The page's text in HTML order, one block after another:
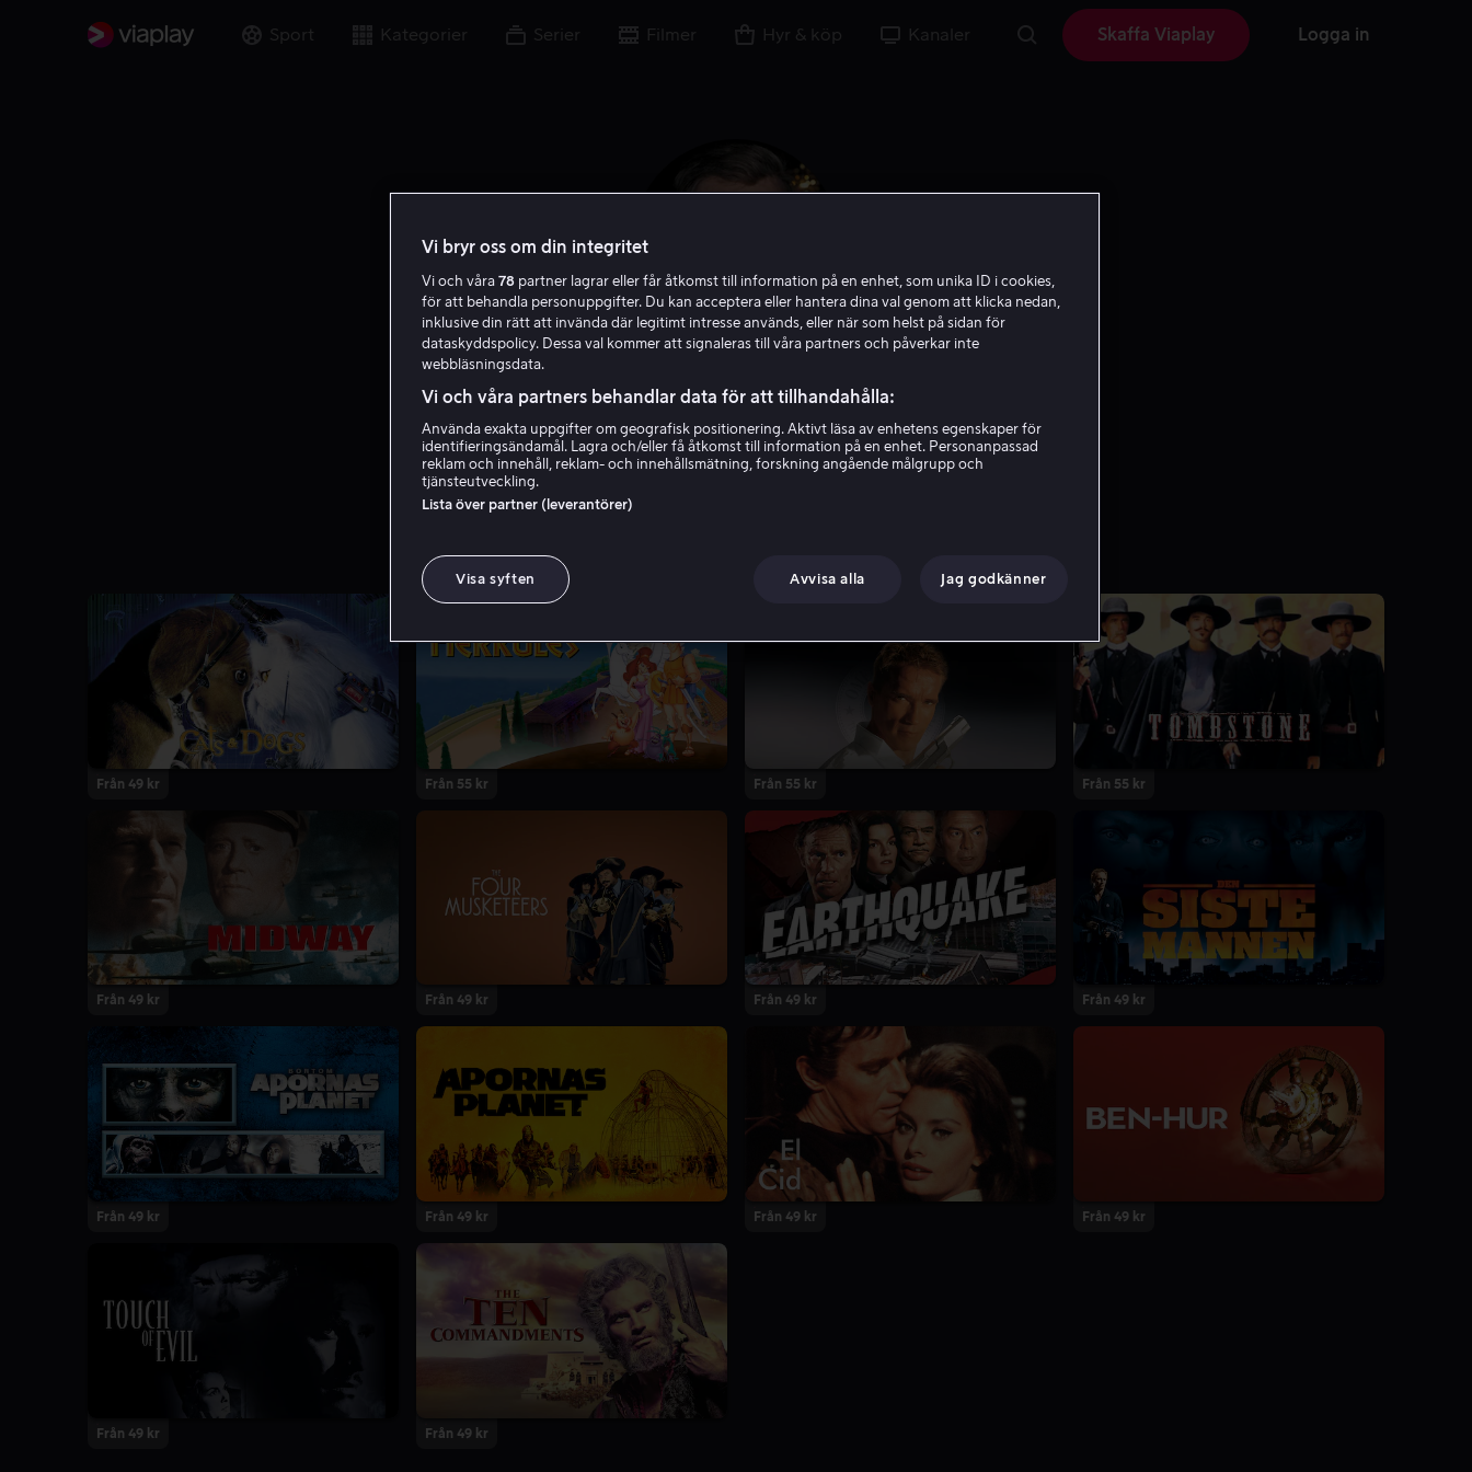
Sport Kategorier Serier Filmer Hyr & köp Kanaler Skaffa Viaplay Logga in
Charlton Heston
Röst Skådespelare Berättarröst
Från 49 kr Från 55 kr Från 55 kr Från 55 kr
Från 49 kr Från 49 kr Från 49 kr Från 49 kr
Från 49 kr Från 49 kr Från 49 kr Från 49 kr
Från 49 kr Från 49 kr
Vi bryr oss om din integritet
Vi och våra 78 partner lagrar eller får åtkomst till information på en enhet, som unika ID i cookies,
för att behandla personuppgifter. Du kan acceptera eller hantera dina val genom att klicka nedan,
inklusive din rätt att invända där legitimt intresse används, eller när som helst på sidan för
dataskyddspolicy. Dessa val kommer att signaleras till våra partners och påverkar inte
webbläsningsdata.
Vi och våra partners behandlar data för att tillhandahålla:
Använda exakta uppgifter om geografisk positionering. Aktivt läsa av enhetens egenskaper för
identifieringsändamål. Lagra och/eller få åtkomst till information på en enhet. Personanpassad
reklam och innehåll, reklam- och innehållsmätning, forskning angående målgrupp och
tjänsteutveckling.
Lista över partner (leverantörer)
Visa syften Avvisa alla Jag godkänner